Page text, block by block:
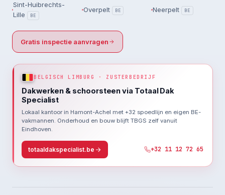
Sint-Huibrechts-
Lille
BE
Overpelt BE Neerpelt BE
Gratis inspectie aanvragen
BELGISCH LIMBURG · ZUSTERBEDRIJF
Dakwerken & schoorsteen via Totaal Dak
Specialist
Lokaal kantoor in Hamont-Achel met +32 spoedlijn en eigen BE-
vakmannen. Onderhoud en bouw blijft TBGS zelf vanuit
Eindhoven.
totaaldakspecialist.be +32 11 12 72 65